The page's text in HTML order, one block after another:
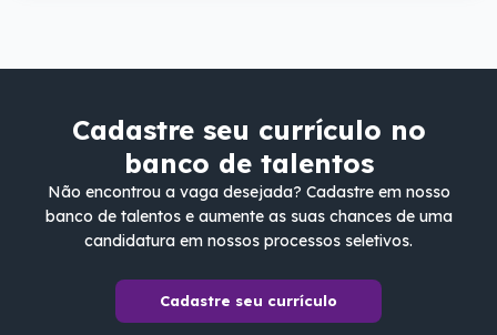
Cadastre seu currículo no
banco de talentos
Não encontrou a vaga desejada? Cadastre em nosso
banco de talentos e aumente as suas chances de uma
candidatura em nossos processos seletivos.
Cadastre seu currículo